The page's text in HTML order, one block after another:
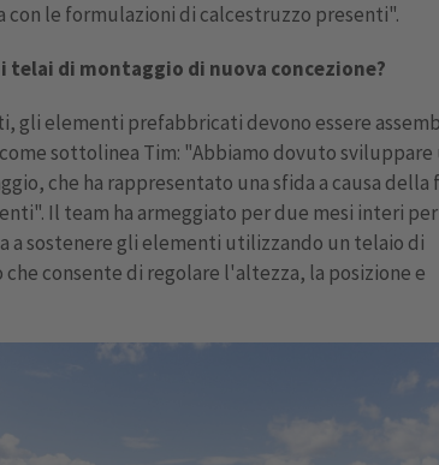
con le formulazioni di calcestruzzo presenti".
telai di montaggio di nuova concezione?
gli elementi prefabbricati devono essere
sottolinea Tim: "Abbiamo dovuto sviluppare
che ha rappresentato una sfida a causa della
Il team ha armeggiato per due mesi interi
a sostenere gli elementi utilizzando un telaio di
che consente di regolare l'altezza, la posizione e